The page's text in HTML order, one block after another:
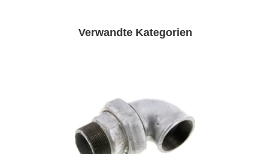
Verwandte Kategorien